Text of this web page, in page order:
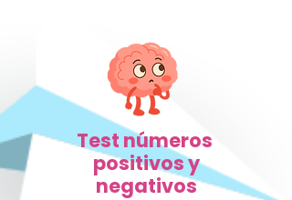
Test números
positivos y
negativos